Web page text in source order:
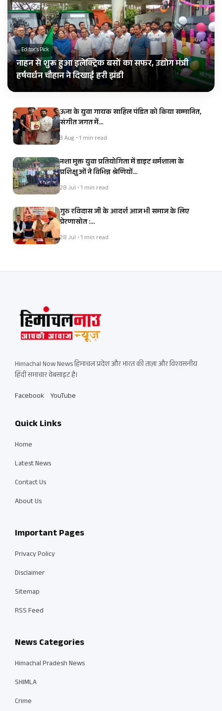
Editor's Pick
नाहन से शुरू हुआ इलेक्ट्रिक बसों का सफर, उद्योग मंत्री
हर्षवर्धन चौहान ने दिखाई हरी झंडी
ऊना के युवा गायक साहिल पंडित को किया सम्मानित,
संगीत जगत में…
3 Aug • 1 min read
नशा मुक्त युवा प्रतियोगिता में डाइट धर्मशाला के
प्रशिक्षुओं ने विभिन्न श्रेणियों…
28 Jul • 1 min read
गुरु रविदास जी के आदर्श आज भी समाज के लिए
प्रेरणास्रोत :…
28 Jul • 1 min read
Himachal Now News हिमाचल प्रदेश और भारत की ताज़ा और विश्वसनीय
हिंदी समाचार वेबसाइट है।
Facebook YouTube
Quick Links
Home
Latest News
Contact Us
About Us
Important Pages
Privacy Policy
Disclaimer
Sitemap
RSS Feed
News Categories
Himachal Pradesh News
SHIMLA
Crime